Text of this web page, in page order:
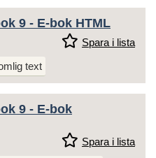
9 - E-bok HTML
Spara i lista
text
9 - E-bok
Spara i lista